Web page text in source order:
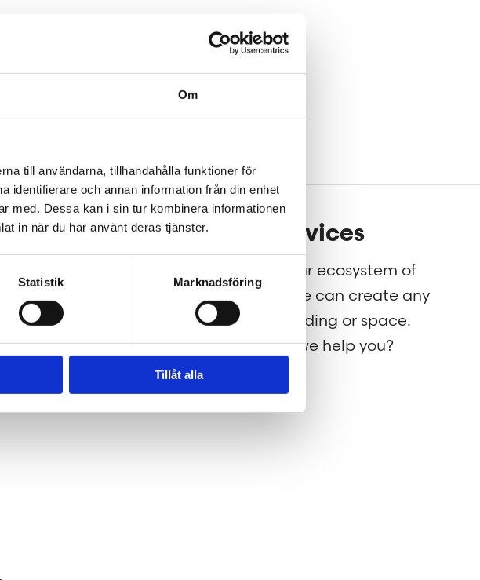
Om
till användarna, tillhandahålla funktioner för
identifierare och annan information från din enhet
med. Dessa kan i sin tur kombinera informationen
in när du har använt deras tjänster.
Statistik Marknadsföring
Tillåt alla
with us
people who want to
us make the world a
place.
Our services
Through our ecosystem of
services, we can create any
kind of building or space.
How may we help you?